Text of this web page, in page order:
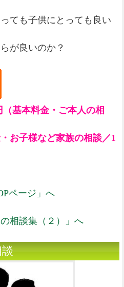
ても子供にとっても良い
が良いのか？
基本料金・ご本人の相
お子様など家族の相談／1
ページ」へ
相談集（２）」へ